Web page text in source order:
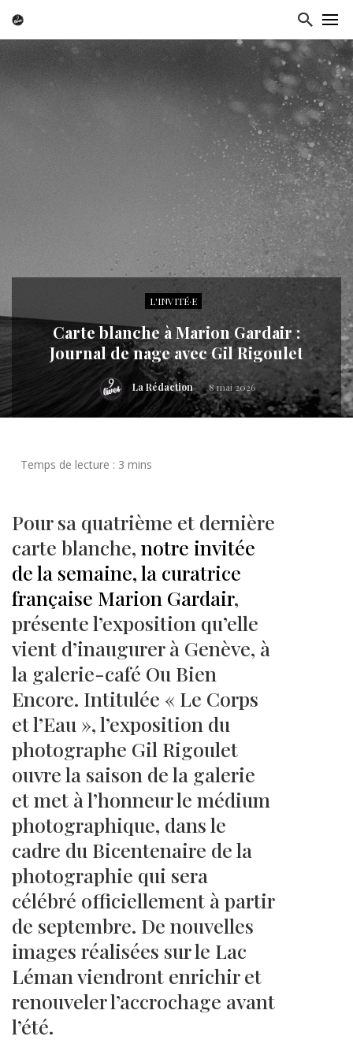
L'INVITÉ·E
Carte blanche à Marion Gardair :
Journal de nage avec Gil Rigoulet
La Rédaction 8 mai 2026
Pour sa quatrième et dernière
carte blanche, notre invitée
de la semaine, la curatrice
française Marion Gardair,
présente l’exposition qu’elle
vient d’inaugurer à Genève, à
la galerie-café Ou Bien
Encore. Intitulée « Le Corps
et l’Eau », l’exposition du
photographe Gil Rigoulet
ouvre la saison de la galerie
et met à l’honneur le médium
photographique, dans le
cadre du Bicentenaire de la
photographie qui sera
célébré officiellement à partir
de septembre. De nouvelles
images réalisées sur le Lac
Léman viendront enrichir et
renouveler l’accrochage avant
l’été.